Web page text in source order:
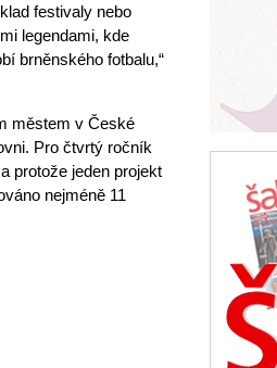
festivaly nebo
legendami, kde
brněnského fotbalu,“
městem v České
Pro čtvrtý ročník
protože jeden projekt
nejméně 11